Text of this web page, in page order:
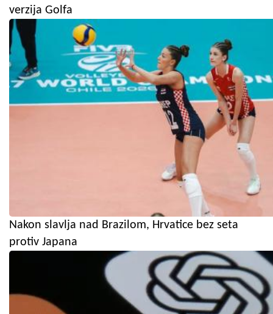
verzija Golfa
Nakon slavlja nad Brazilom, Hrvatice bez seta
protiv Japana